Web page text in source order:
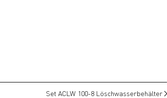
Set ACLW 100-8 Löschwasserbehälter